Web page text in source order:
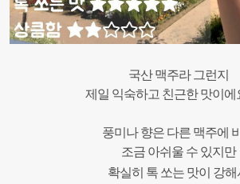
국산 맥주라 그런지
제일 익숙하고 친근한 맛이에
풍미나 향은 다른 맥주에
조금 아쉬울 수 있지만
확실히 톡 쏘는 맛이 강해